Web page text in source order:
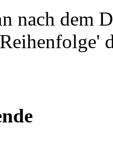
nach dem